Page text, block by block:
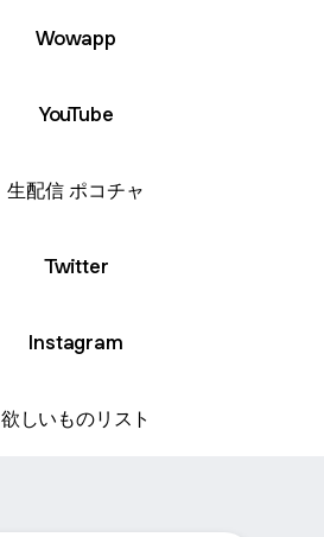
Wowapp
YouTube
生配信 ポコチャ
Twitter
Instagram
欲しいものリスト